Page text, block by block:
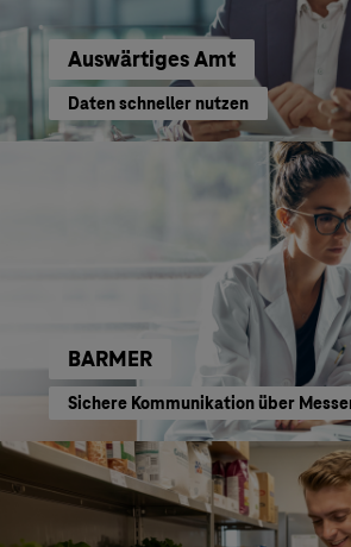
Auswärtiges Amt
Daten schneller nutzen
BARMER
Sichere Kommunikation über